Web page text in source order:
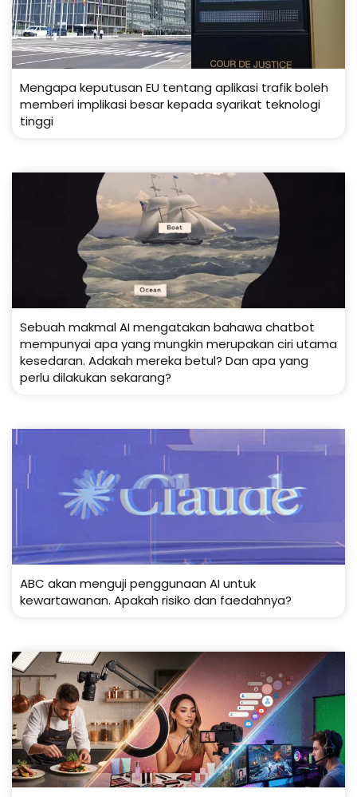
Mengapa keputusan EU tentang aplikasi trafik boleh
memberi implikasi besar kepada syarikat teknologi
tinggi
Sebuah makmal AI mengatakan bahawa chatbot
mempunyai apa yang mungkin merupakan ciri utama
kesedaran. Adakah mereka betul? Dan apa yang
perlu dilakukan sekarang?
ABC akan menguji penggunaan AI untuk
kewartawanan. Apakah risiko dan faedahnya?